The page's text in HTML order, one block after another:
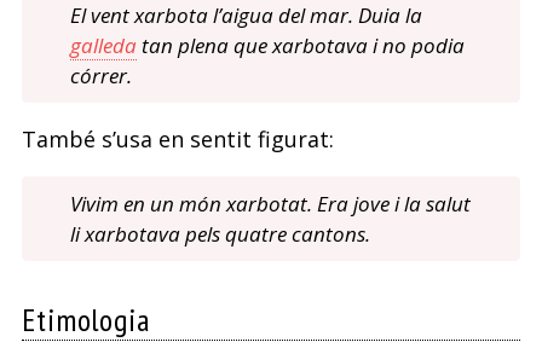
El vent xarbota l’aigua del mar. Duia la
galledatan plena que xarbotava i no podia
córrer.
També s’usa en sentit figurat:
Vivim en un món xarbotat. Era jove i la salut
li xarbotava pels quatre cantons.
Etimologia